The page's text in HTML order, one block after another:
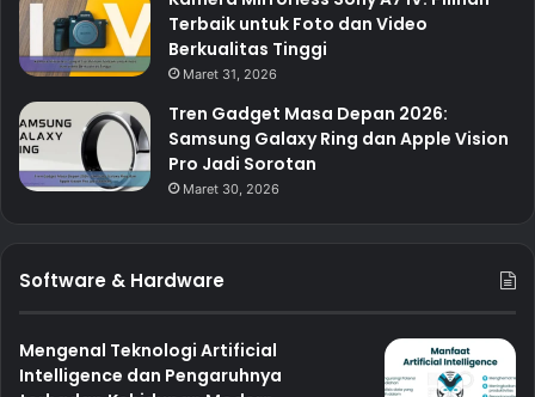
Terbaik untuk Foto dan Video
Berkualitas Tinggi
Maret 31, 2026
Tren Gadget Masa Depan 2026:
Samsung Galaxy Ring dan Apple Vision
Pro Jadi Sorotan
Maret 30, 2026
Software & Hardware
Mengenal Teknologi Artificial
Intelligence dan Pengaruhnya